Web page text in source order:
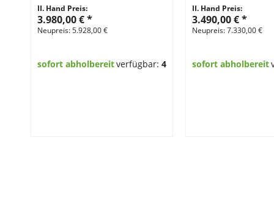
II. Hand Preis:
3.980,00 €*
Neupreis: 5.928,00 €
sofort abholbereitverfügbar: 4
II. Hand Preis:
3.490,00 €*
Neupreis: 7.330,00 €
sofort abholbereit